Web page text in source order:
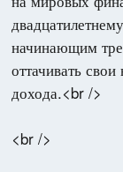
начинающим
оттачивать
дохода.<br />
<br />